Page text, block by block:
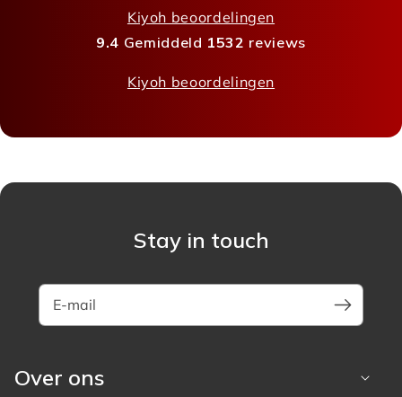
Kiyoh beoordelingen
9.4 Gemiddeld 1532 reviews
Kiyoh beoordelingen
Stay in touch
E-mail
Over ons